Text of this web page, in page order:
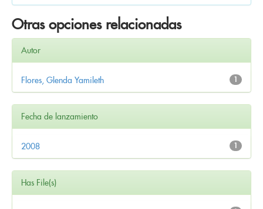
Otras opciones relacionadas
Autor
1
Flores, Glenda Yamileth
Fecha de lanzamiento
1
2008
Has File(s)